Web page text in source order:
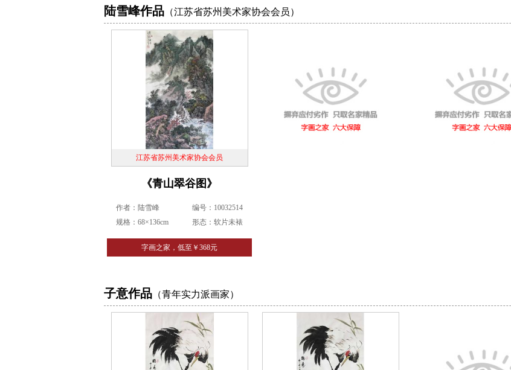
陆雪峰作品 （江苏省苏州美术家协会会员）
江苏省苏州美术家协会会员
《青山翠谷图》
作者：陆雪峰
规格：68×136cm
编号：10032514
形态：软片未裱
字画之家，低至￥368元
子意作品 （青年实力派画家）